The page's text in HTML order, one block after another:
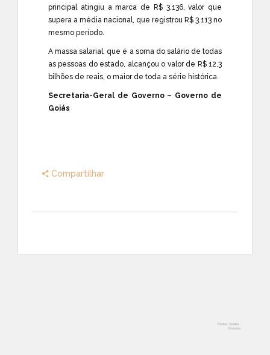
principal atingiu a marca de R$ 3.136, valor que
supera a média nacional, que registrou R$ 3.113 no
mesmo período.
A massa salarial, que é a soma do salário de todas
as pessoas do estado, alcançou o valor de R$ 12,3
bilhões de reais, o maior de toda a série histórica.
Secretaria-Geral de Governo – Governo de
Goiás
Compartilhar